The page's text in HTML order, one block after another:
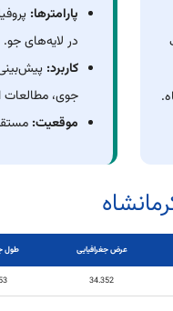
پارامترها:
در لایه‌های جو.
کاربرد:
جوی، مطالعات
موقعیت:
عرض جغرافیایی طول
34.352